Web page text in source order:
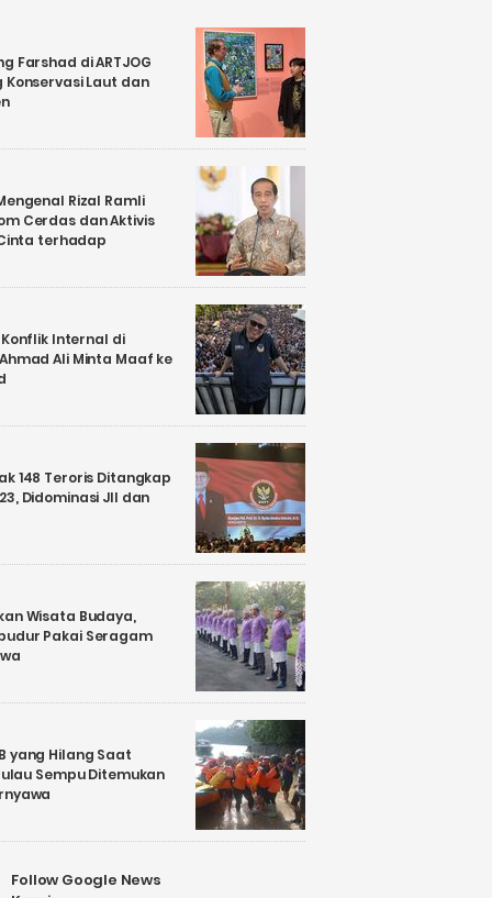
Farshad di ARTJOG
Konservasi Laut dan
Rizal Ramli
Cerdas dan Aktivis
terhadap
Internal di
Ali Minta Maaf ke
148 Teroris Ditangkap
Didominasi JII dan
Wisata Budaya,
Pakai Seragam
yang Hilang Saat
Sempu Ditemukan
Follow Google News